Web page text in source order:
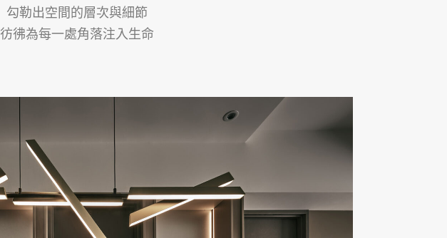
勾勒出空間的層次與細節
彷彿為每一處角落注入生命